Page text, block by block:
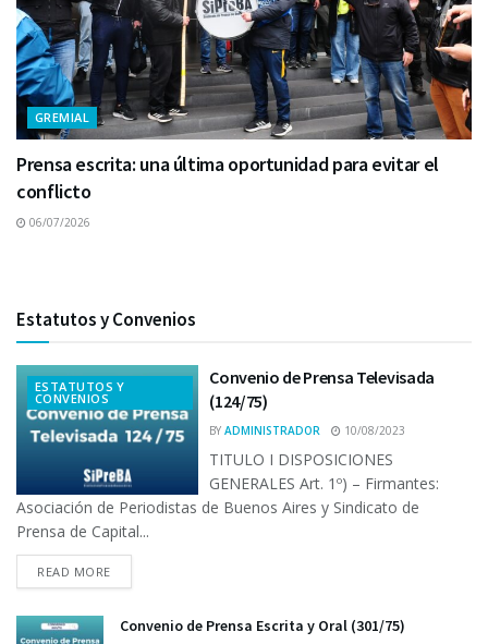
GREMIAL
Prensa escrita: una última oportunidad para evitar el
conflicto
06/07/2026
Estatutos y Convenios
ESTATUTOS Y
CONVENIOS
Convenio de Prensa Televisada
(124/75)
BY ADMINISTRADOR 10/08/2023
TITULO I DISPOSICIONES
GENERALES Art. 1º) – Firmantes:
Asociación de Periodistas de Buenos Aires y Sindicato de
Prensa de Capital...
READ MORE
Convenio de Prensa Escrita y Oral (301/75)